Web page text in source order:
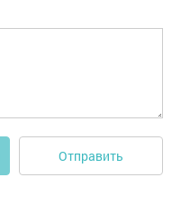
Отправить